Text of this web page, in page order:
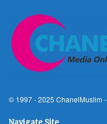
© 1997 - 2025 ChanelMuslim